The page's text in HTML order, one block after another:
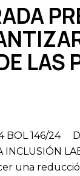
LAS
146/24
una